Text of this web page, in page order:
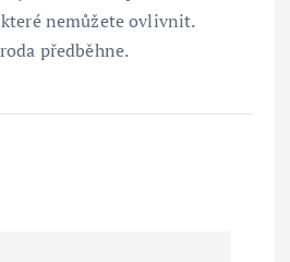
nemůžete ovlivnit.
předběhne.